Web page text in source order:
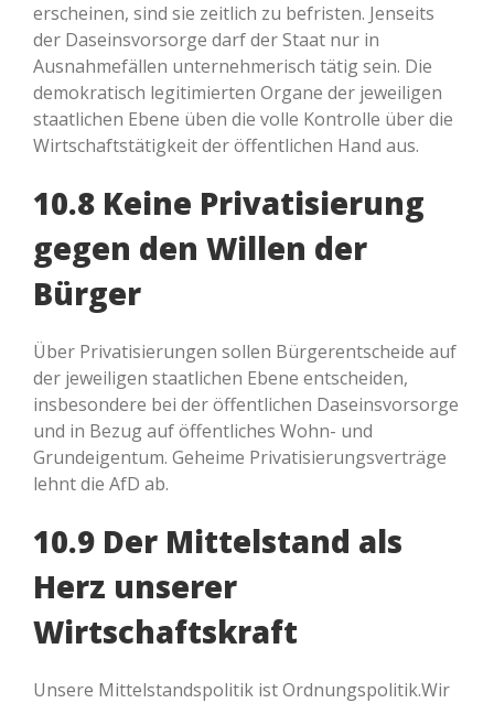
erscheinen, sind sie zeitlich zu befristen. Jenseits
der Daseinsvorsorge darf der Staat nur in
Ausnahmefällen unternehmerisch tätig sein. Die
demokratisch legitimierten Organe der jeweiligen
staatlichen Ebene üben die volle Kontrolle über die
Wirtschaftstätigkeit der öffentlichen Hand aus.
10.8 Keine Privatisierung
gegen den Willen der
Bürger
Über Privatisierungen sollen Bürgerentscheide auf
der jeweiligen staatlichen Ebene entscheiden,
insbesondere bei der öffentlichen Daseinsvorsorge
und in Bezug auf öffentliches Wohn- und
Grundeigentum. Geheime Privatisierungsverträge
lehnt die AfD ab.
10.9 Der Mittelstand als
Herz unserer
Wirtschaftskraft
Unsere Mittelstandspolitik ist Ordnungspolitik.Wir